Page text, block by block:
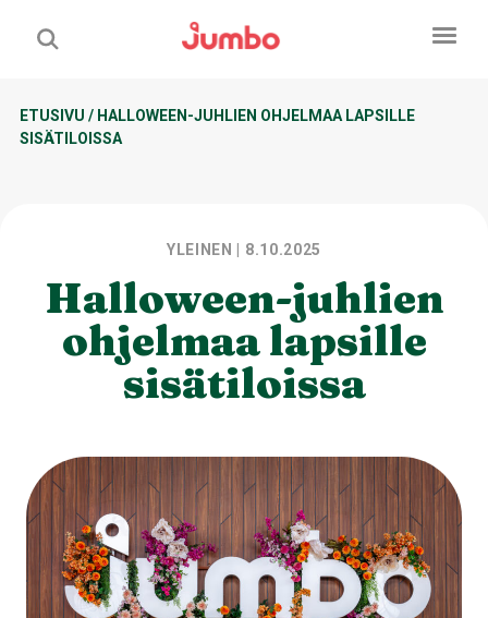
ETUSIVU / HALLOWEEN-JUHLIEN OHJELMAA LAPSILLE
SISÄTILOISSA
YLEINEN | 8.10.2025
Halloween-juhlien
ohjelmaa lapsille
sisätiloissa